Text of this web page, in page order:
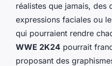
réalistes que jamais, des
expressions faciales ou
qui pourraient rendre
WWE 2K24 pourrait
proposant des